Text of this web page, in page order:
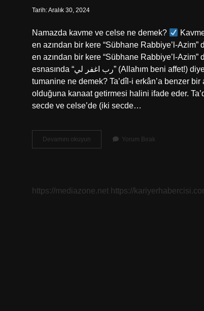
Tarih: Aralık 30, 2024
Namazda kavme ve celse ne demek?
en azından bir kere “Sübhane Rabbiye’l-Azim”
en azından bir kere “Sübhane Rabbiye’l-
esnasında “رب اغفر لي” (Allahım beni affet!) diyerek dua etmek sünnettir (İbn Mâce, “İḳāmetü’ṣ-ṣalât”, 23). Celse kavme
tumanine ne demek? Ta’dîl-i erkân’a benzer
olduğuna kanaat getirmesi halini ifade eder.
secde ve celse’de (iki secde…
Devamını okuyun Namazda
Celse
Yorum Bırak
https://mediazone.net https://